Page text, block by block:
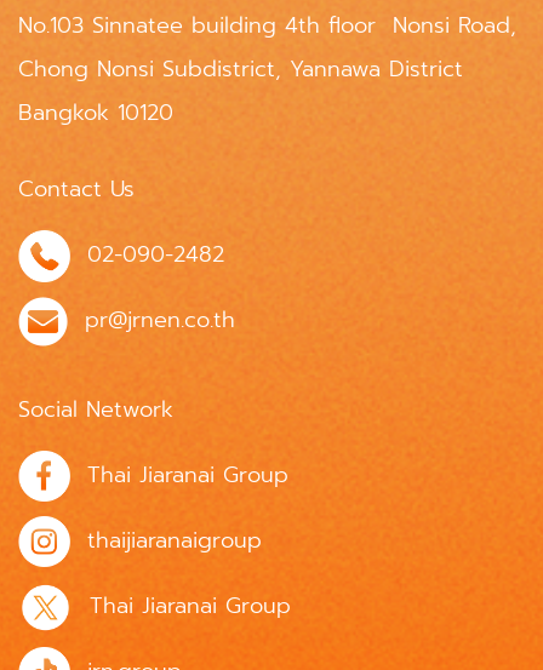
No.103 Sinnatee building 4th floor Nonsi Road,
Chong Nonsi Subdistrict, Yannawa District
Bangkok 10120
Contact Us
02-090-2482
pr@jrnen.co.th
Social Network
Thai Jiaranai Group
thaijiaranaigroup
Thai Jiaranai Group